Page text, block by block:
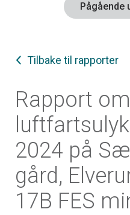
Pågående
Tilbake til rapporter
Rapport om
2024 på
gård,
17B FES